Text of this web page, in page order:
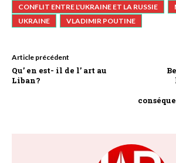
CONFLIT ENTRE L'UKRAINE ET LA RUSSIE
UKRAINE
VLADIMIR POUTINE
Article précédent
Qu’ en est- il de l’ art au
Liban?